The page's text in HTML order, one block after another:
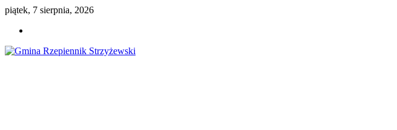
piątek, 7 sierpnia, 2026